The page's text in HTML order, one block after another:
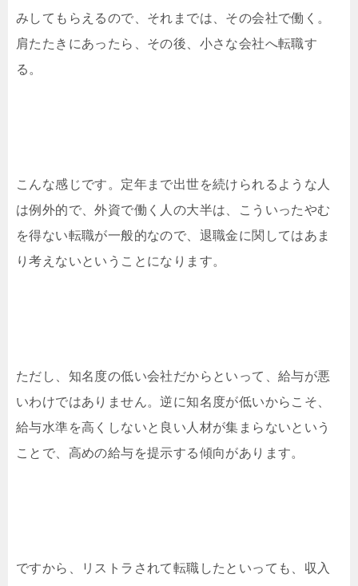
みしてもらえるので、それまでは、その会社で働く。
肩たたきにあったら、その後、小さな会社へ転職す
る。
こんな感じです。定年まで出世を続けられるような人
は例外的で、外資で働く人の大半は、こういったやむ
を得ない転職が一般的なので、退職金に関してはあま
り考えないということになります。
ただし、知名度の低い会社だからといって、給与が悪
いわけではありません。逆に知名度が低いからこそ、
給与水準を高くしないと良い人材が集まらないという
ことで、高めの給与を提示する傾向があります。
ですから、リストラされて転職したといっても、収入